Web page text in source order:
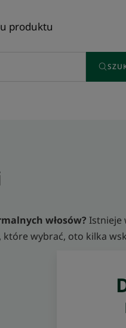
produktu
włosów?Istnieje
wybrać, oto kilka